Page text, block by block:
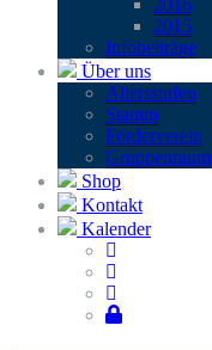
2016
2015
Infobei­trä­ge
Über uns
Alters­stu­fen
Stamm
För­der­ver­ein
Grup­pen­raum
Shop
Kontakt
Kalender